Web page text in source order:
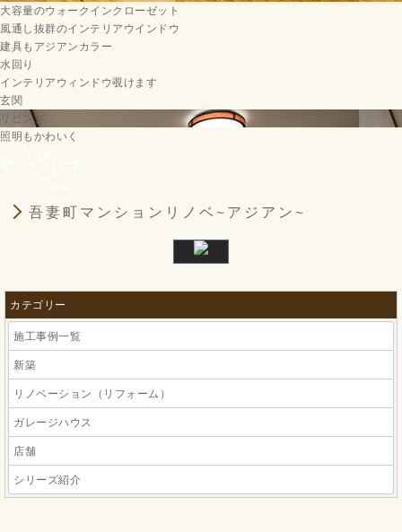
大容量のウォークインクローゼット
風通し抜群のインテリアウインドウ
建具もアジアンカラー
水回り
インテリアウィンドウ覗けます
玄関
リビング
照明もかわいく
吾妻町マンションリノベ~アジアン~
カテゴリー
施工事例一覧
新築
リノベーション（リフォーム）
ガレージハウス
店舗
シリーズ紹介